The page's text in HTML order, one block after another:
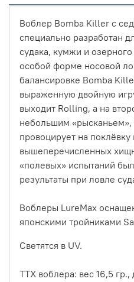
Воблер Bomba Killer с
специально разработан
судака, кумжи и
особой форме носовой
балансировке Bomba
выраженную двойную
выходит Rolling, а на
небольшим «рысканьем»,
провоцирует на поклёвку
вышеперечисленных
«полевых» испытаний
результаты при ловле
Воблеры LureMax
японскими тройниками
Светятся в UV.
ТТХ воблера: вес 16,5